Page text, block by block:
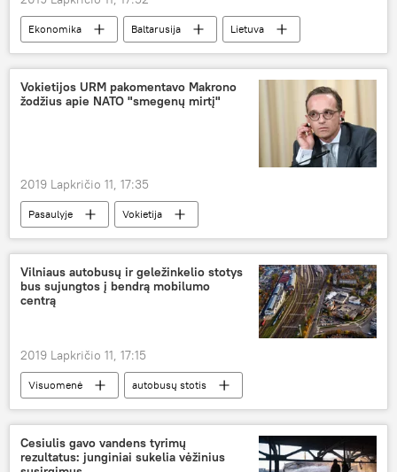
Ekonomika Baltarusija
Lietuva
Klaipėdos uostas
naftos produktai
Vokietijos URM pakomentavo Makrono
žodžius apie NATO "smegenų mirtį"
2019 Lapkričio 11, 17:35
Pasaulyje
Vokietija
Emanuelis Makronas
Heikas Masas
NATO
Vilniaus autobusų ir geležinkelio stotys
bus sujungtos į bendrą mobilumo
centrą
2019 Lapkričio 11, 17:15
Visuomenė
autobusų stotis
geležinkelio stotis
Vilnius
Cesiulis gavo vandens tyrimų
rezultatus: junginiai sukelia vėžinius